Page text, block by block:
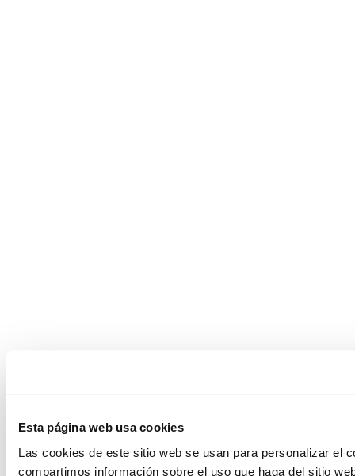
Esta página web usa cookies
Las cookies de este sitio web se usan para personalizar el
compartimos información sobre el uso que haga del sitio